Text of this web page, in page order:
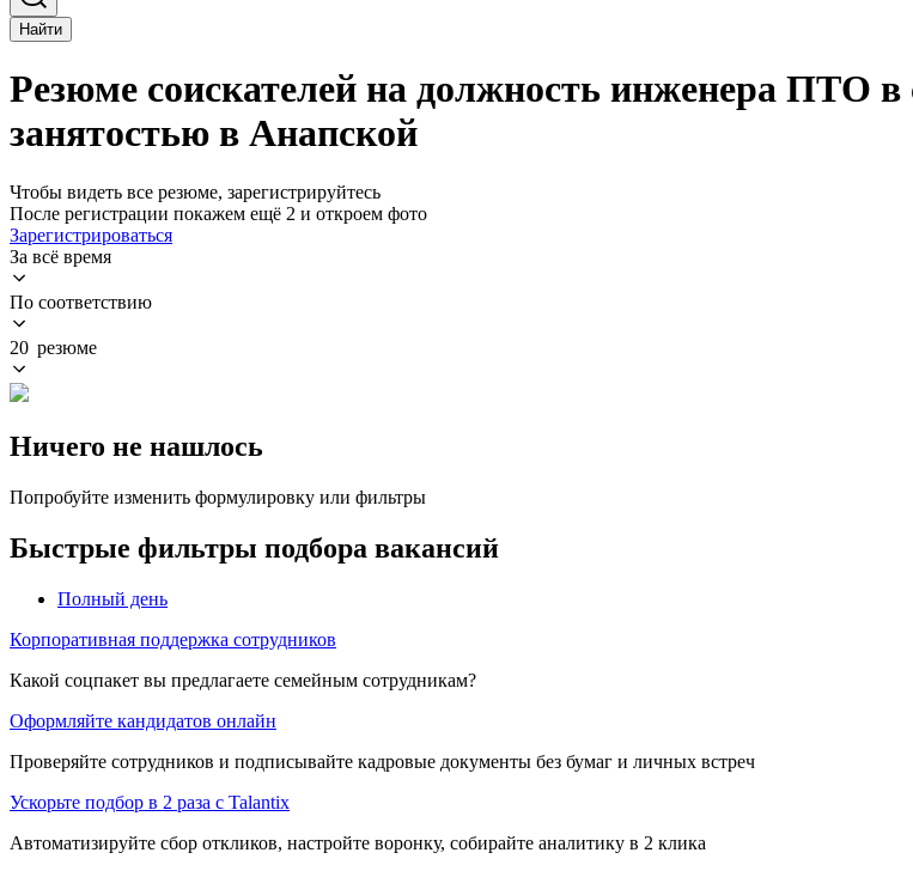
Найти
Резюме соискателей на должность инженера ПТО
занятостью в Анапской
Чтобы видеть все резюме, зарегистрируйтесь
После регистрации покажем ещё 2 и откроем фото
Зарегистрироваться
За всё время
По соответствию
20 резюме
Ничего не нашлось
Попробуйте изменить формулировку или фильтры
Быстрые фильтры подбора вакансий
Полный день
Корпоративная поддержка сотрудников
Какой соцпакет вы предлагаете семейным сотрудникам?
Оформляйте кандидатов онлайн
Проверяйте сотрудников и подписывайте кадровые документы без бумаг и личных встреч
Ускорьте подбор в 2 раза с Talantix
Автоматизируйте сбор откликов, настройте воронку, собирайте аналитику в 2 клика